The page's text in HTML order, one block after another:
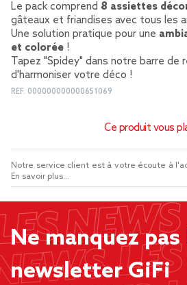
Le pack comprend 8 assiettes
gâteaux et friandises avec tous les
Une solution pratique pour une
et colorée !
Tapez "Spidey" dans notre barre de
d'harmoniser votre déco !
REF. 000000000000651069
Ce produit vous
Notre service client est à votre écoute à
En savoir plus...
Ne manquez pas
newsletter GiFi